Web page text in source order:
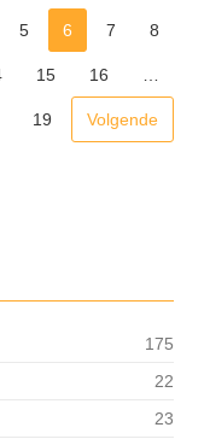
5 6 7 8
15 16
19 Volgende
175
22
23